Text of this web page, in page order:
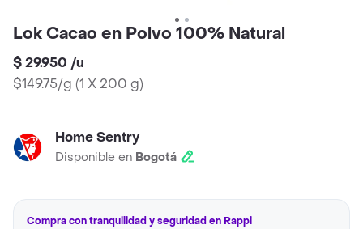
Lok Cacao en Polvo 100% Natural
$ 29.950 /u
$149.75/g (1 X 200 g)
Home Sentry
Disponible en Bogotá
Compra con tranquilidad y seguridad en Rappi